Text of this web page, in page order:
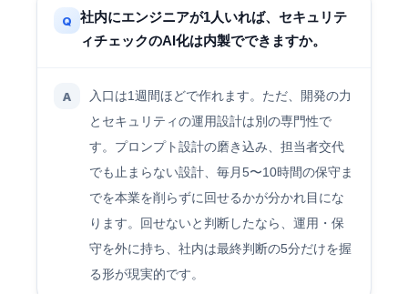
Q
社内にエンジニアが1人いれば、セキュリテ
ィチェックのAI化は内製でできますか。
A
入口は1週間ほどで作れます。ただ、開発の力
とセキュリティの運用設計は別の専門性で
す。プロンプト設計の磨き込み、担当者交代
でも止まらない設計、毎月5〜10時間の保守ま
でを本業を削らずに回せるかが分かれ目にな
ります。回せないと判断したなら、運用・保
守を外に持ち、社内は最終判断の5分だけを握
る形が現実的です。